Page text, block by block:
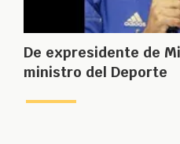
De expresidente de
ministro del Deporte